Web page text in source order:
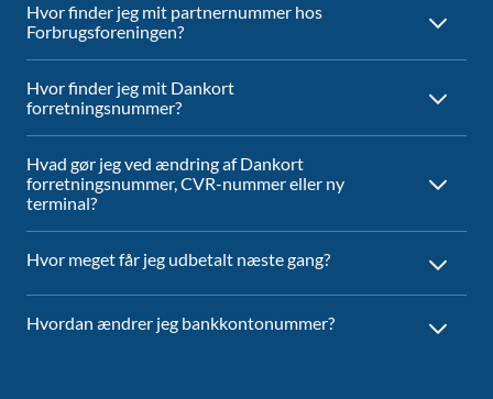
Hvor finder jeg mit partnernummer hos
Forbrugsforeningen?
Hvor finder jeg mit Dankort
forretningsnummer?
Hvad gør jeg ved ændring af Dankort
forretningsnummer, CVR-nummer eller ny
terminal?
Hvor meget får jeg udbetalt næste gang?
Hvordan ændrer jeg bankkontonummer?